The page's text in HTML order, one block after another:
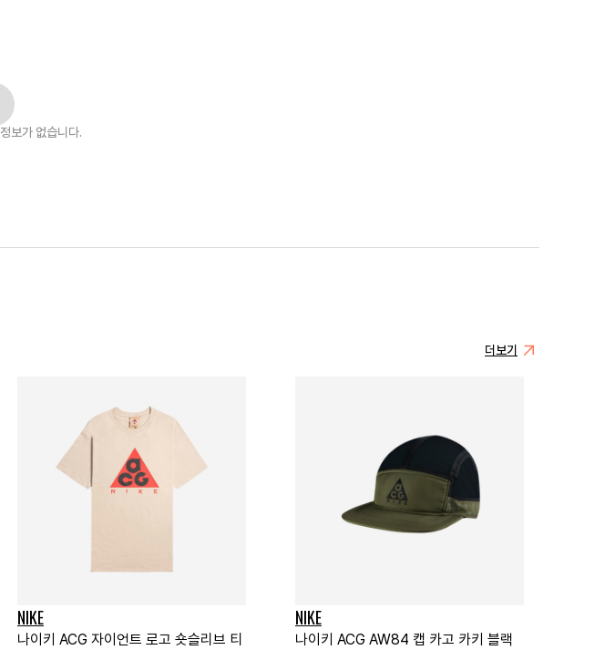
정보가 없습니다.
더보기
NIKE
나이키 ACG 자이언트 로고 숏슬리브 티
NIKE
나이키 ACG AW84 캡 카고 카키 블랙